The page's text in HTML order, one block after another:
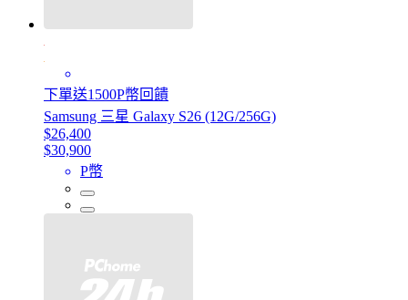
下單送1500P幣回饋
Samsung 三星 Galaxy S26 (12G/256G)
$26,400
$30,900
P幣